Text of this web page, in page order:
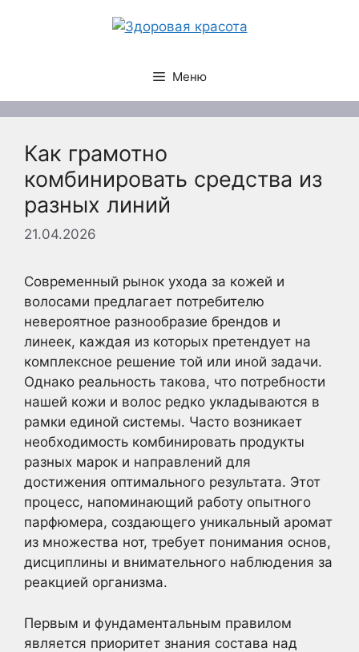
Меню
Как грамотно
комбинировать средства из
разных линий
21.04.2026
Современный рынок ухода за кожей и
волосами предлагает потребителю
невероятное разнообразие брендов и
линеек, каждая из которых претендует на
комплексное решение той или иной задачи.
Однако реальность такова, что потребности
нашей кожи и волос редко укладываются в
рамки единой системы. Часто возникает
необходимость комбинировать продукты
разных марок и направлений для
достижения оптимального результата. Этот
процесс, напоминающий работу опытного
парфюмера, создающего уникальный аромат
из множества нот, требует понимания основ,
дисциплины и внимательного наблюдения за
реакцией организма.
Первым и фундаментальным правилом
является приоритет знания состава над